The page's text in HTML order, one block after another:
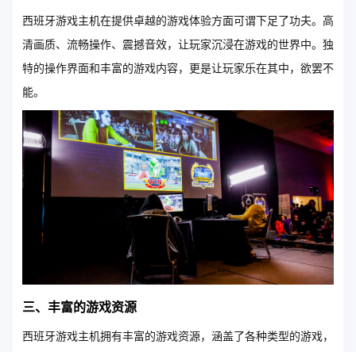
西班牙游戏主机在提供卓越的游戏体验方面可谓下足了功夫。高
清画质、流畅操作、震撼音效，让玩家沉浸在游戏的世界中。独
特的操作界面和丰富的游戏内容，更是让玩家乐在其中，欲罢不
能。
三、丰富的游戏资源
西班牙游戏主机拥有丰富的游戏资源，涵盖了各种类型的游戏，